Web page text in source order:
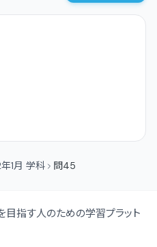
1月 学科 問45
目指す人のための学習プラット